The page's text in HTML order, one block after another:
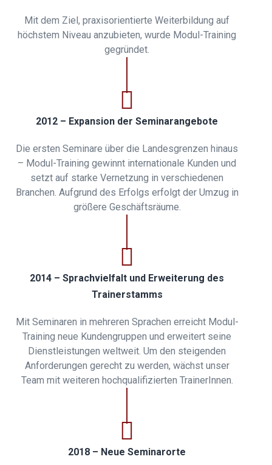
Mit dem Ziel, praxisorientierte Weiterbildung auf
höchstem Niveau anzubieten, wurde Modul-Training
gegründet.
2012 – Expansion der Seminarangebote
Die ersten Seminare über die Landesgrenzen hinaus
– Modul-Training gewinnt internationale Kunden und
setzt auf starke Vernetzung in verschiedenen
Branchen. Aufgrund des Erfolgs erfolgt der Umzug in
größere Geschäftsräume.
2014 – Sprachvielfalt und Erweiterung des
Trainerstamms
Mit Seminaren in mehreren Sprachen erreicht Modul-
Training neue Kundengruppen und erweitert seine
Dienstleistungen weltweit. Um den steigenden
Anforderungen gerecht zu werden, wächst unser
Team mit weiteren hochqualifizierten TrainerInnen.
2018 – Neue Seminarorte